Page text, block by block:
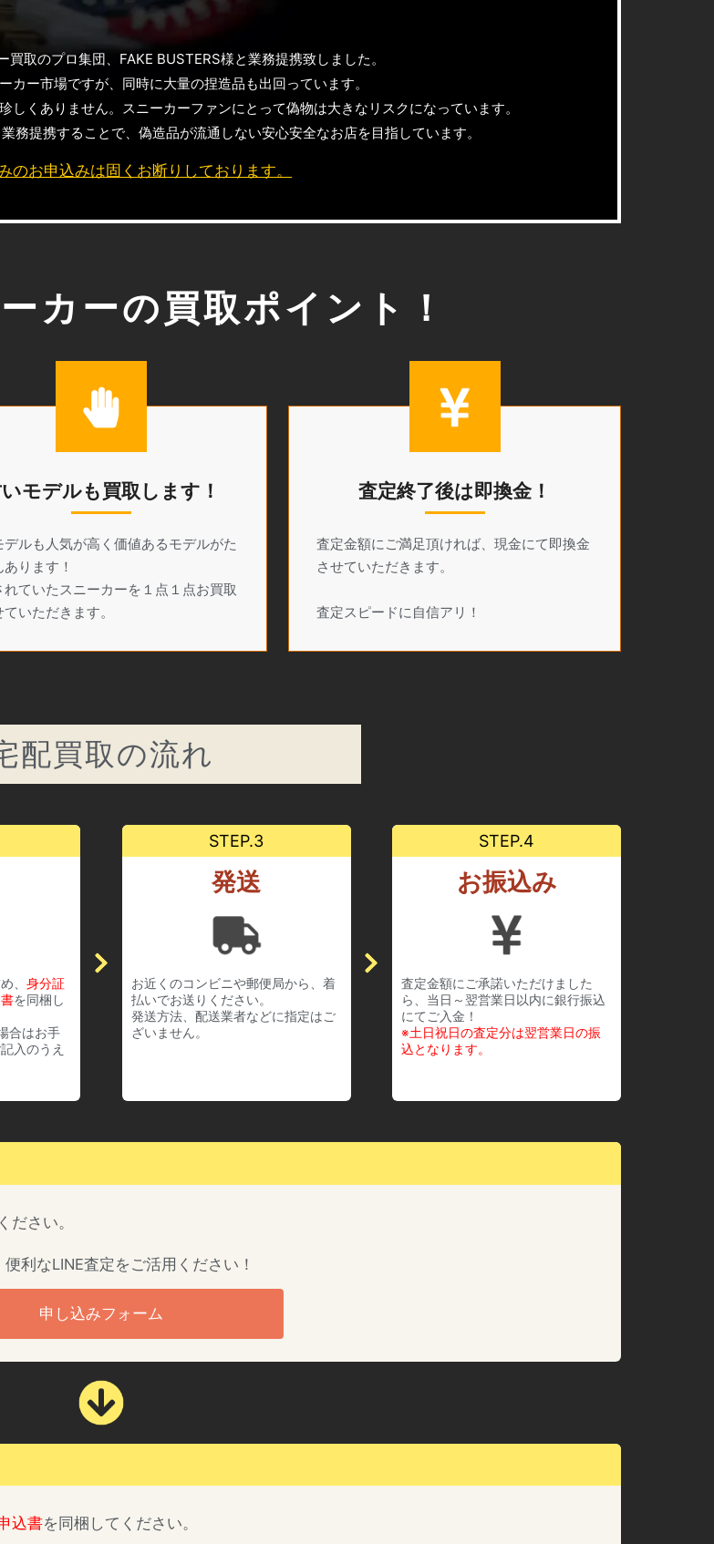
取のプロ集団、FAKE BUSTERS様と業務提携致しました。
カー市場ですが、同時に大量の捏造品も出回っています。
くありません。スニーカーファンにとって偽物は大きなリスクになっています。
務提携することで、偽造品が流通しない安心安全なお店を目指しています。
のお申込みは固くお断りしております。
カーの買取ポイント！
モデルも買取します！
デルも人気が高く価値あるモデルがた
あります！
れていたスニーカーを１点１点お買取
ていただきます。
査定終了後は即換金！
査定金額にご満足頂ければ、現金にて即換金
させていただきます。
査定スピードに自信アリ！
配買取の流れ
、身分証
を同梱し
合はお手
入のうえ
STEP.3
発送
お近くのコンビニや郵便局から、着
払いでお送りください。
発送方法、配送業者などに指定はご
ざいません。
STEP.4
お振込み
査定金額にご承諾いただけました
ら、当日～翌営業日以内に銀行振込
にてご入金！
※土日祝日の査定分は翌営業日の振
込となります。
さい。
利なLINE査定をご活用ください！
申し込みフォーム
込書を同梱してください。